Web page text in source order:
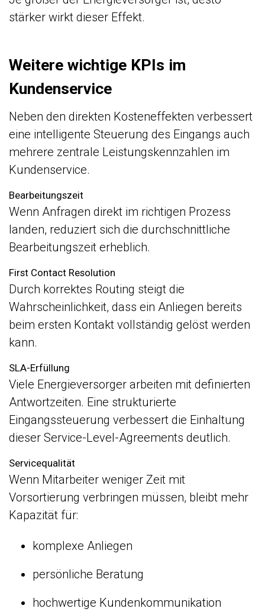
stärker wirkt dieser Effekt.
Weitere wichtige KPIs im
Kundenservice
Neben den direkten Kosteneffekten verbessert
eine intelligente Steuerung des Eingangs auch
mehrere zentrale Leistungskennzahlen im
Kundenservice.
Bearbeitungszeit
Wenn Anfragen direkt im richtigen Prozess
landen, reduziert sich die durchschnittliche
Bearbeitungszeit erheblich.
First Contact Resolution
Durch korrektes Routing steigt die
Wahrscheinlichkeit, dass ein Anliegen bereits
beim ersten Kontakt vollständig gelöst werden
kann.
SLA-Erfüllung
Viele Energieversorger arbeiten mit definierten
Antwortzeiten. Eine strukturierte
Eingangssteuerung verbessert die Einhaltung
dieser Service-Level-Agreements deutlich.
Servicequalität
Wenn Mitarbeiter weniger Zeit mit
Vorsortierung verbringen müssen, bleibt mehr
Kapazität für:
komplexe Anliegen
persönliche Beratung
hochwertige Kundenkommunikation